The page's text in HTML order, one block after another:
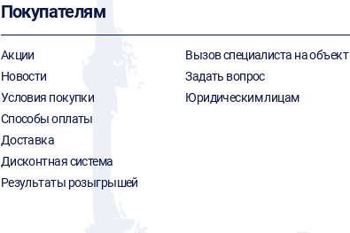
Покупателям
Акции
Новости
Условия покупки
Способы оплаты
Доставка
Дисконтная система
Результаты розыгрышей
Вызов специалиста на объект
Задать вопрос
Юридическим лицам